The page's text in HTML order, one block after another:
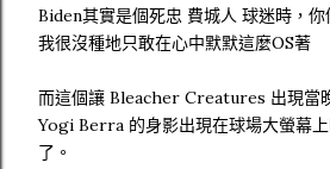
Biden其實是個死忠 費城人 球迷時，你
我很沒種地只敢在心中默默這麼OS著
而這個讓 Bleacher Creatures 出現當
Yogi Berra 的身影出現在球場大螢幕
了。